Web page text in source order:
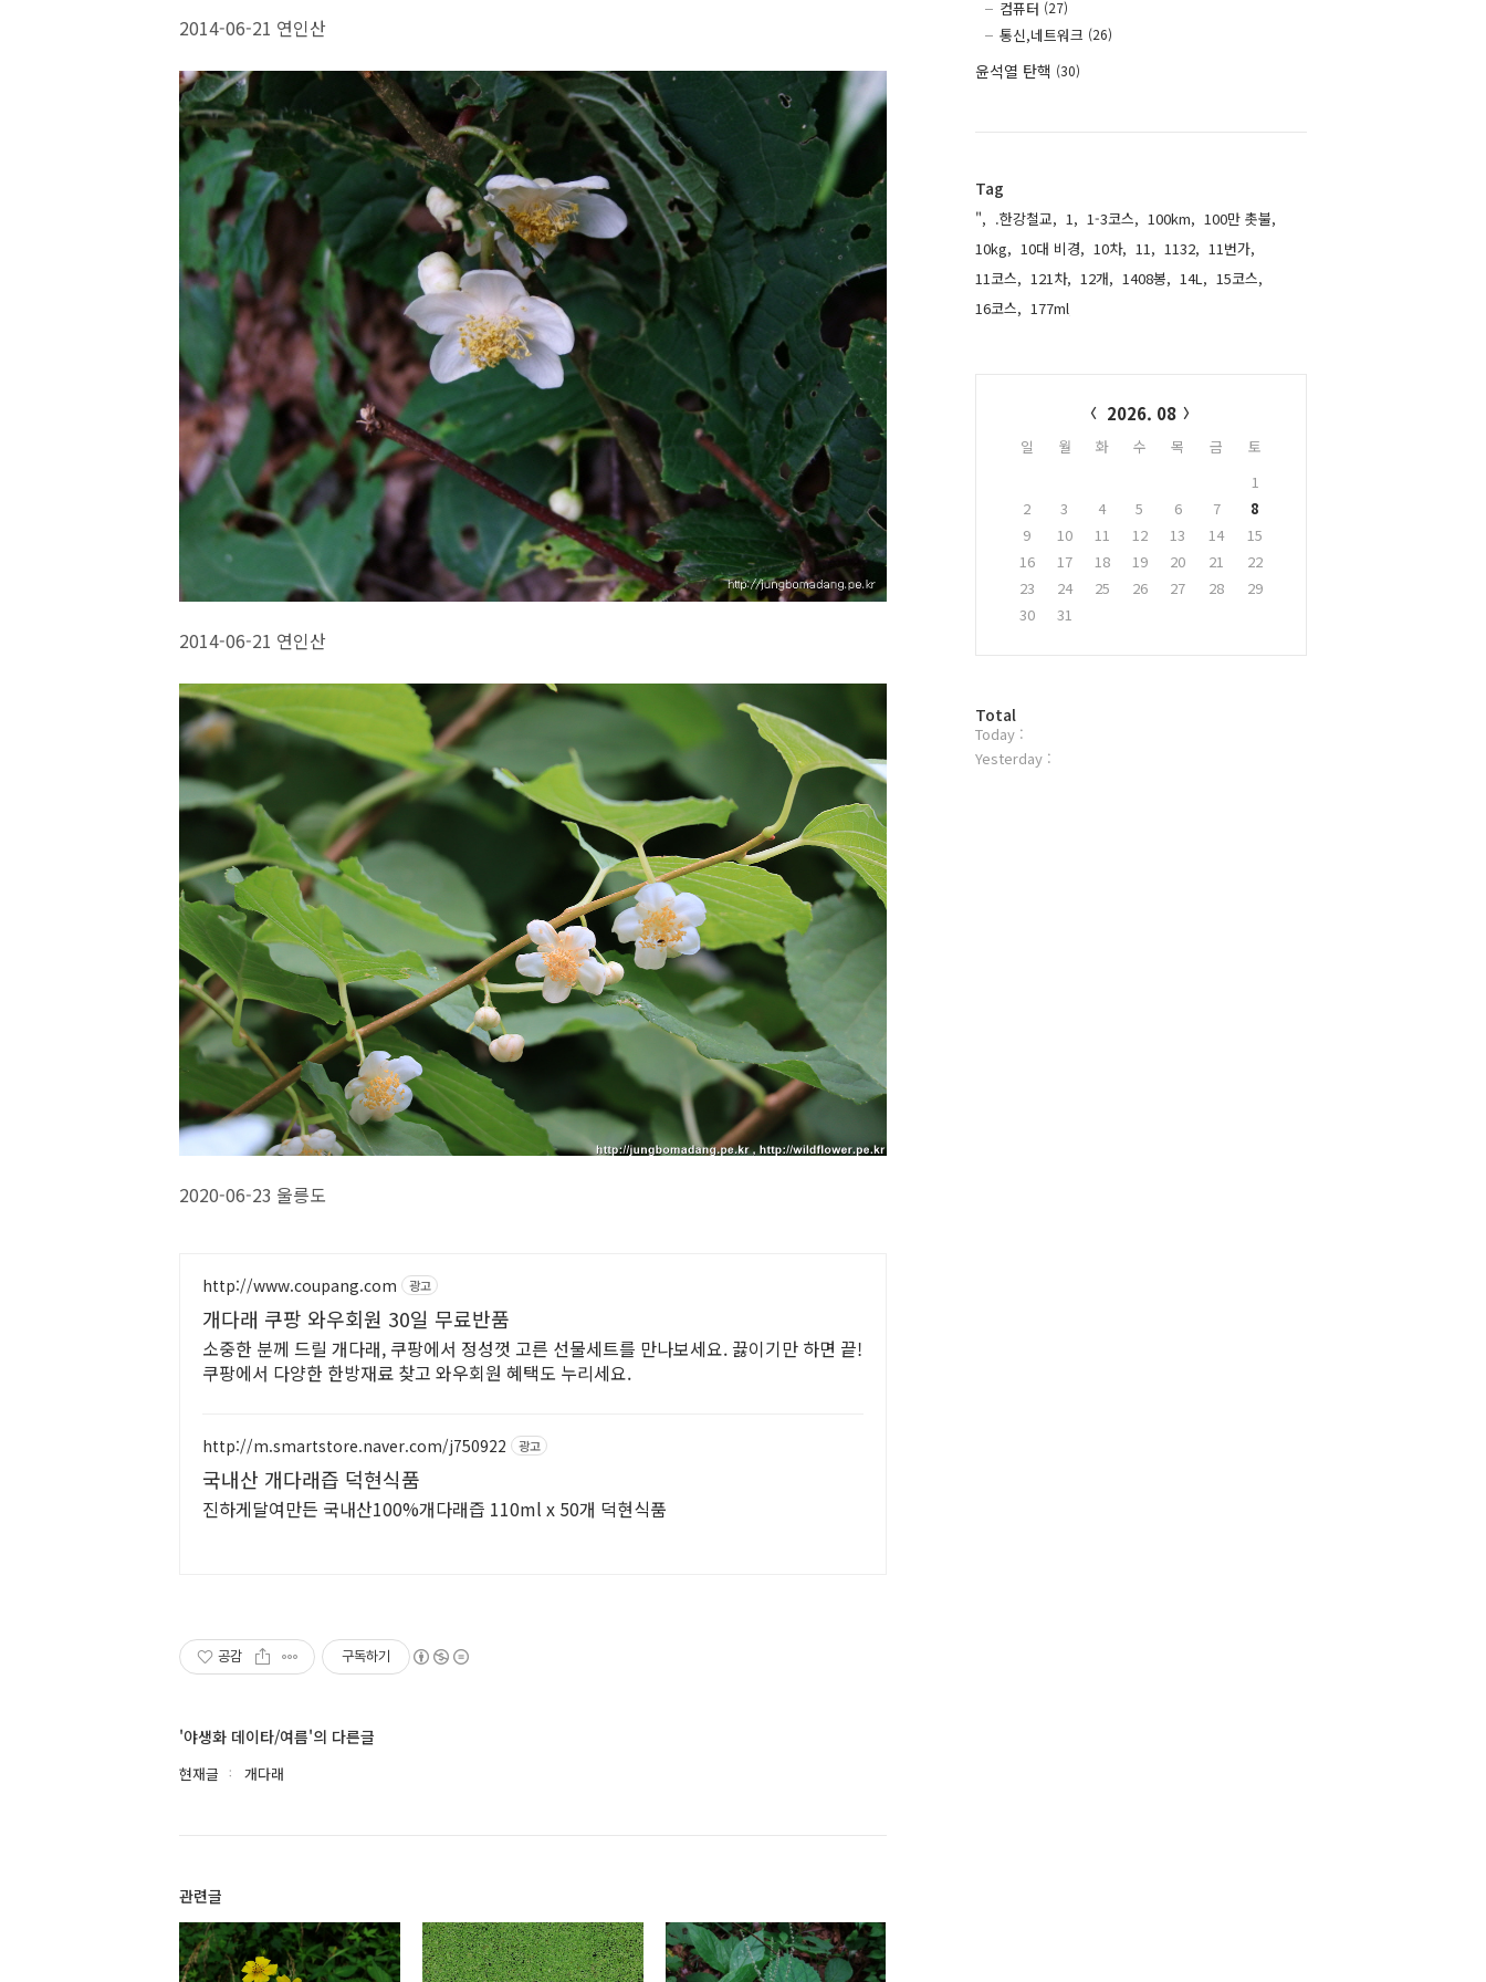
2014-06-21 연인산
2014-06-21 연인산
2020-06-23 울릉도
http://www.coupang.com 광고
개다래 쿠팡 와우회원 30일 무료반품
소중한 분께 드릴 개다래, 쿠팡에서 정성껏 고른 선물세트를 만나보세요. 끓이기만 하면 끝!
쿠팡에서 다양한 한방재료 찾고 와우회원 혜택도 누리세요.
http://m.smartstore.naver.com/j750922 광고
국내산 개다래즙 덕현식품
진하게달여만든 국내산100%개다래즙 110ml x 50개 덕현식품
공감 구독하기
'야생화 데이타/여름'의 다른글
현재글 개다래
관련글
컴퓨터 (27)
통신,네트워크 (26)
윤석열 탄핵 (30)
Tag
", .한강철교, 1, 1-3코스, 100km, 100만 촛불,
10kg, 10대 비경, 10차, 11, 1132, 11번가,
11코스, 121차, 12개, 1408봉, 14L, 15코스,
16코스, 177ml,
2026. 08
일 월 화 수 목 금
토
1
2
3 4 5 6 7
8
9
10 11 12 13 14
15
16
17 18 19 20 21
22
23
24 25 26 27 28
29
30
31
방
문
자
Total
Today :
Yesterday :